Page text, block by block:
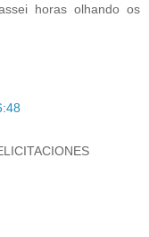
horas olhando os